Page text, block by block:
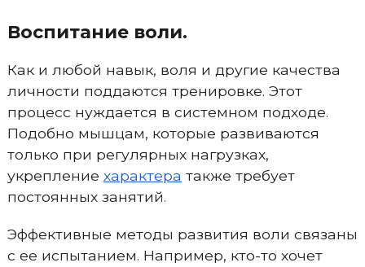
Воспитание воли.
Как и любой навык, воля и другие качества
личности поддаются тренировке. Этот
процесс нуждается в системном подходе.
Подобно мышцам, которые развиваются
только при регулярных нагрузках,
укрепление характера также требует
постоянных занятий.
Эффективные методы развития воли связаны
с ее испытанием. Например, кто-то хочет